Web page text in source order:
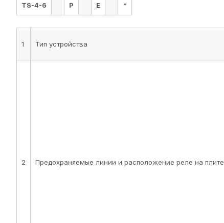
TS-4-6 P E *
1 Тип устройства
2 Предохраняемые линии и расположение реле на плите